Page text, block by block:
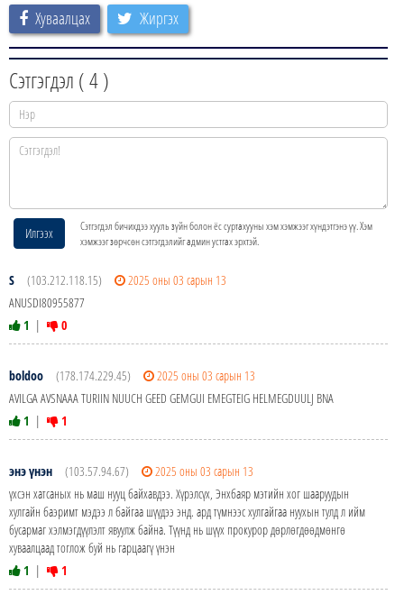
Хуваалцах Жиргэх
Сэтгэгдэл (4)
Илгээх
Сэтгэгдэл бичихдээ хууль зүйн болон ёс суртахууны хэм хэмжээг хүндэтгэнэ үү. Хэм
хэмжээг зөрчсөн сэтгэгдэлийг админ устгах эрхтэй.
S (103.212.118.15)
2025 оны 03 сарын 13
ANUSDI80955877
1 | 0
boldoo (178.174.229.45)
2025 оны 03 сарын 13
AVILGA AVSNAAA TURIIN NUUCH GEED GEMGUI EMEGTEIG HELMEGDUULJ BNA
1 | 1
энэ үнэн (103.57.94.67)
2025 оны 03 сарын 13
үхсэн хатсаных нь маш нууц байхавдээ. Хүрэлсүх, Энхбаяр мэтийн хог шааруудын
хулгайн баэримт мэдээ л байгаа шүүдээ энд. ард түмнээс хулгайгаа нуухын тулд л ийм
бусармаг хэлмэгдүүлэлт явуулж байна. Түүнд нь шүүх прокурор дөрлөгдөөдмөнгө
хуваалцаад тоглож буй нь гарцаагү үнэн
1 | 1